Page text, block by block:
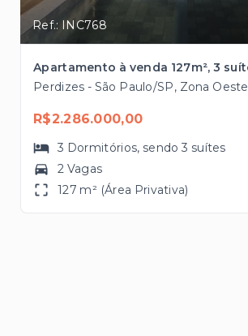
Ref.: INC768
Perdizes - São Paulo/SP, Zona Oeste
R$2.286.000,00
3 Dormitórios, sendo3 suítes
2 Vagas
127 m² (Área Privativa)